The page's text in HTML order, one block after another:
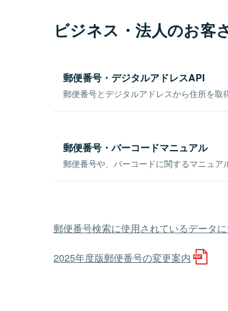
ビジネス・法人のお客
郵便番号・デジタルアドレスAPI
郵便番号とデジタルアドレスから住所を取
郵便番号・バーコードマニュアル
郵便番号や、バーコードに関するマニュア
郵便番号検索に使用されているデータ
2025年度版郵便番号の変更案内